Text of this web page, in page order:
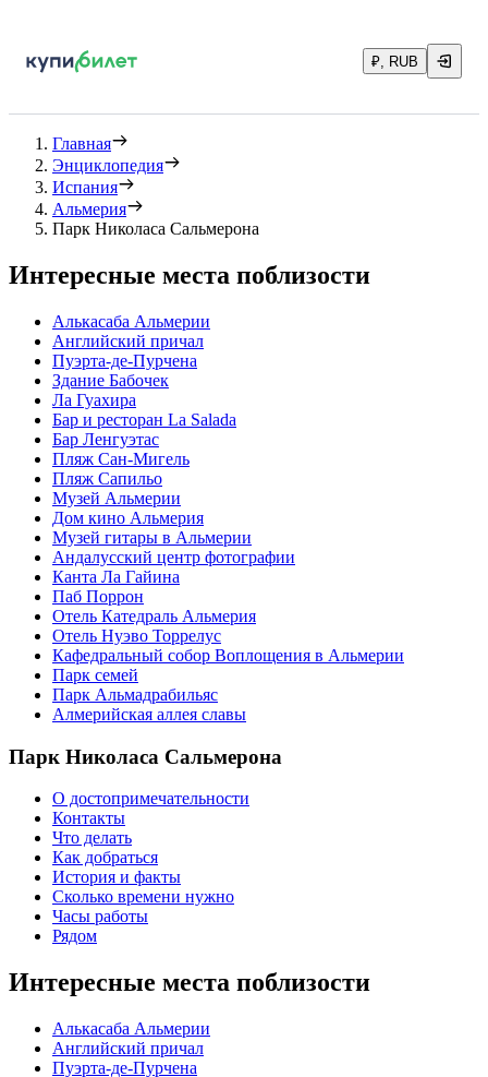
₽, RUB
Главная
Энциклопедия
Испания
Альмерия
Парк Николаса Сальмерона
Интересные места поблизости
Алькасаба Альмерии
Английский причал
Пуэрта-де-Пурчена
Здание Бабочек
Ла Гуахира
Бар и ресторан La Salada
Бар Ленгуэтас
Пляж Сан-Мигель
Пляж Сапильо
Музей Альмерии
Дом кино Альмерия
Музей гитары в Альмерии
Андалусский центр фотографии
Канта Ла Гайина
Паб Поррон
Отель Катедраль Альмерия
Отель Нуэво Торрелус
Кафедральный собор Воплощения в Альмерии
Парк семей
Парк Альмадрабильяс
Алмерийская аллея славы
Парк Николаса Сальмерона
О достопримечательности
Контакты
Что делать
Как добраться
История и факты
Сколько времени нужно
Часы работы
Рядом
Интересные места поблизости
Алькасаба Альмерии
Английский причал
Пуэрта-де-Пурчена